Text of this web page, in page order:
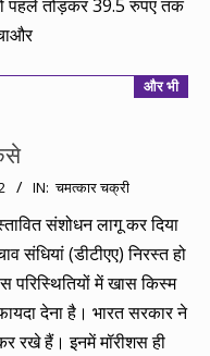
पहले तोड़कर 39.5 रुपए तक
और भी
IN: चमत्कार चक्री
संशोधन लागू कर दिया
संधियां (डीटीएए) निरस्त हो
परिस्थितियों में खास किस्म
देना है। भारत सरकार ने
रखे हैं। इनमें मॉरीशस ही